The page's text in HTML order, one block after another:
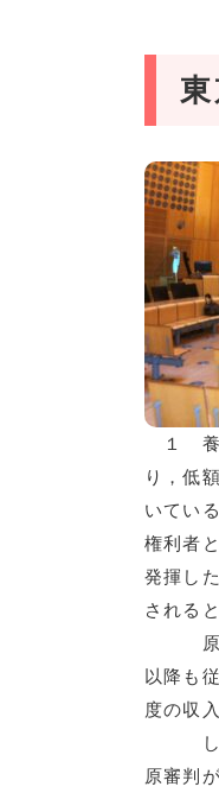
１ 養
り，低
いてい
権利者
発揮し
される
原審
以降も
度の収
しかし
原審判